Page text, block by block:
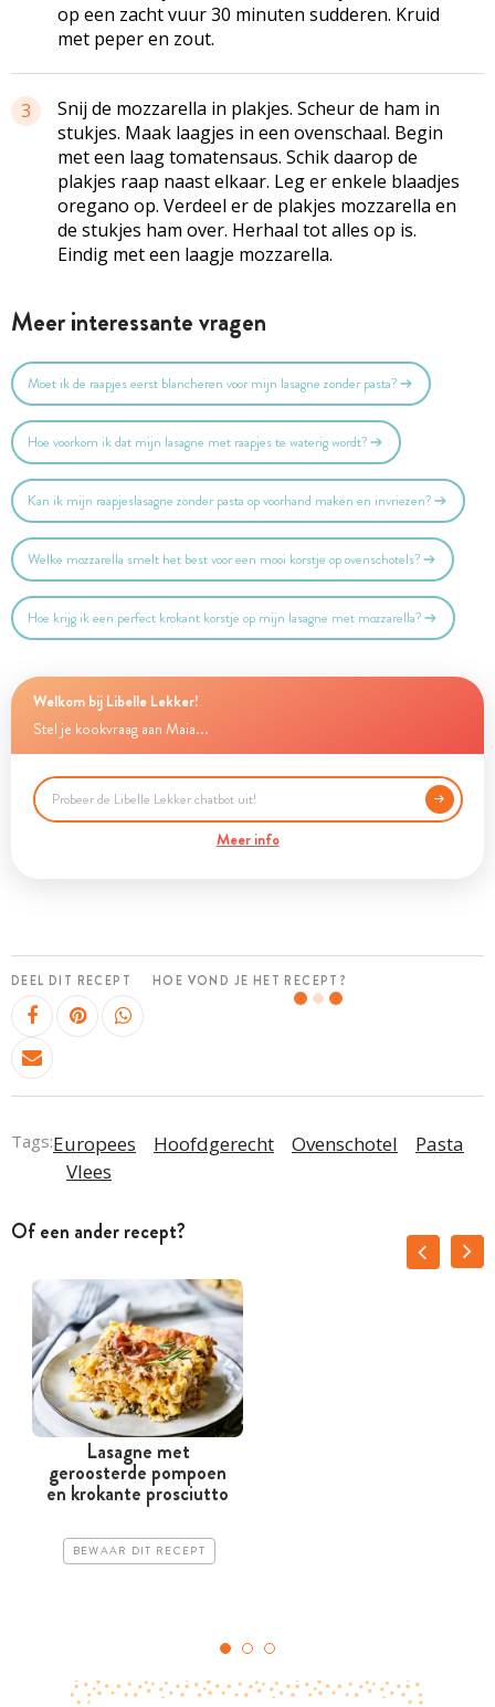
op een zacht vuur 30 minuten sudderen. Kruid
met peper en zout.
3
Snij de mozzarella in plakjes. Scheur de ham in
stukjes. Maak laagjes in een ovenschaal. Begin
met een laag tomatensaus. Schik daarop de
plakjes raap naast elkaar. Leg er enkele blaadjes
oregano op. Verdeel er de plakjes mozzarella en
de stukjes ham over. Herhaal tot alles op is.
Eindig met een laagje mozzarella.
Meer interessante vragen
Moet ik de raapjes eerst blancheren voor mijn lasagne zonder pasta?
Hoe voorkom ik dat mijn lasagne met raapjes te waterig wordt?
Kan ik mijn raapjeslasagne zonder pasta op voorhand maken en invriezen?
Welke mozzarella smelt het best voor een mooi korstje op ovenschotels?
Hoe krijg ik een perfect krokant korstje op mijn lasagne met mozzarella?
Welkom bij Libelle Lekker!
Stel je kookvraag aan Maia...
Meer info
DEEL DIT RECEPT HOE VOND JE HET RECEPT?
Tags:Europees Hoofdgerecht Ovenschotel
Pasta
Vlees
Of een ander recept?
Lasagne met
geroosterde pompoen
en krokante prosciutto
BEWAAR DIT RECEPT